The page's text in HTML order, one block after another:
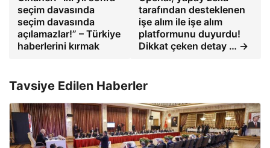
seçim davasında
seçim davasında
açılamazlar!” – Türkiye
haberlerini kırmak
tarafından desteklenen
işe alım ile işe alım
platformunu duyurdu!
Dikkat çeken detay … →
Tavsiye Edilen Haberler